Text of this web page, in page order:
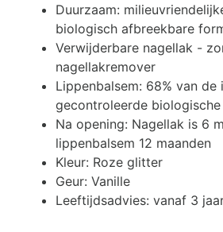
Duurzaam:
biologisch afbreekbare
Verwijderbare nagellak -
nagellakremover
Lippenbalsem: 68% van de
gecontroleerde
Na opening: Nagellak is 6
lippenbalsem 12 maanden
Kleur: Roze glitter
Geur: Vanille
Leeftijdsadvies: vanaf 3